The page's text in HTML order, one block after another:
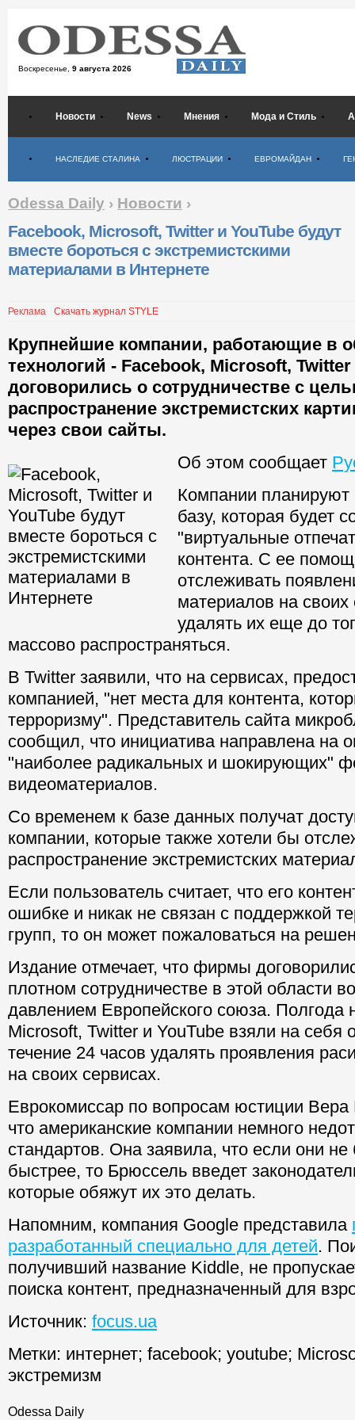
Воскресенье, 9 августа 2026
Новости News Мнения Мода и Стиль
НАСЛЕДИЕ СТАЛИНА ЛЮСТРАЦИИ ЕВРОМАЙДАН
Odessa Daily › Новости ›
Facebook, Microsoft, Twitter и YouTube будут
вместе бороться с экстремистскими
материалами в Интернете
Реклама Скачать журнал STYLE
Крупнейшие компании, работающие в
технологий - Facebook, Microsoft, Twitter
договорились о сотрудничестве с
распространение экстремистских
через свои сайты.
Об этом сообщает
Компании планируют
базу, которая будет
"виртуальные
контента. С ее
отслеживать
материалов на своих
удалять их еще до
массово распространяться.
В Twitter заявили, что на сервисах,
компанией, "нет места для контента,
терроризму". Представитель сайта
сообщил, что инициатива направлена на
"наиболее радикальных и шокирующих"
видеоматериалов.
Со временем к базе данных получат
компании, которые также хотели бы
распространение экстремистских
Если пользователь считает, что его
ошибке и никак не связан с поддержкой
групп, то он может пожаловаться на
Издание отмечает, что фирмы
плотном сотрудничестве в этой области
давлением Европейского союза. Полгода
Microsoft, Twitter и YouTube взяли на себя
течение 24 часов удалять проявления
на своих сервисах.
Еврокомиссар по вопросам юстиции
что американские компании немного
стандартов. Она заявила, что если они не
быстрее, то Брюссель введет
которые обяжут их это делать.
Напомним, компания Google представила
разработанный специально для детей.
получивший название Kiddle, не
поиска контент, предназначенный для
Источник: focus.ua
Метки: интернет; facebook; youtube;
экстремизм
Odessa Daily